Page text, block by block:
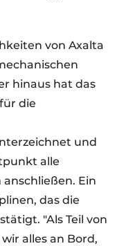
von Axalta
hinaus hat das
die
und
alle
Ein
das die
"Als Teil von
alles an Bord,